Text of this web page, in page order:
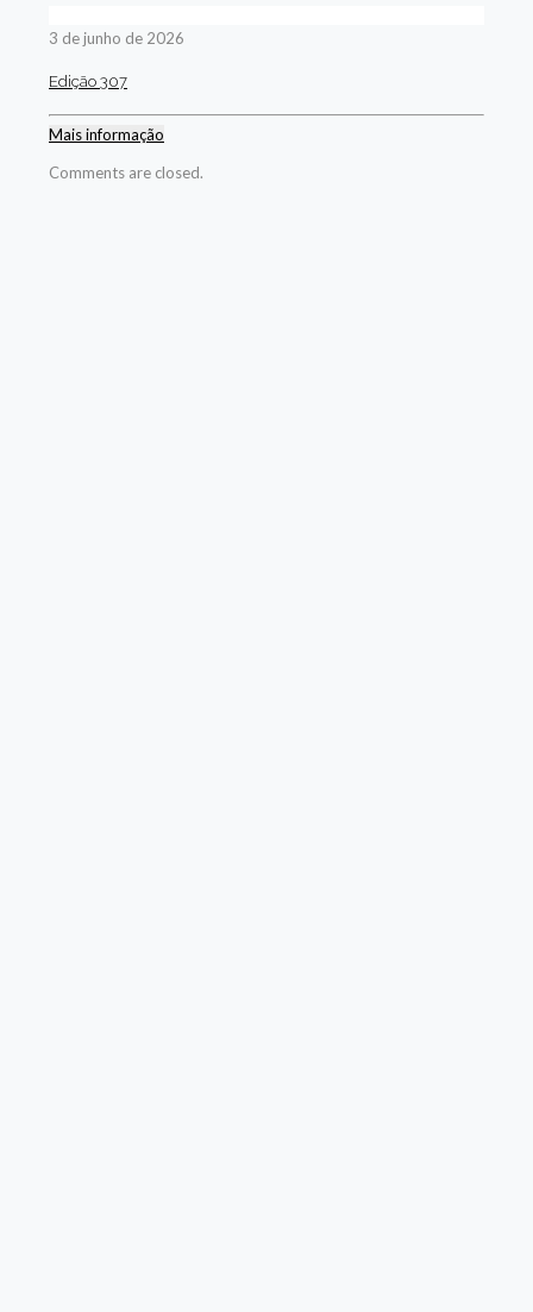
3 de junho de 2026
Edição 307
Mais informação
Comments are closed.